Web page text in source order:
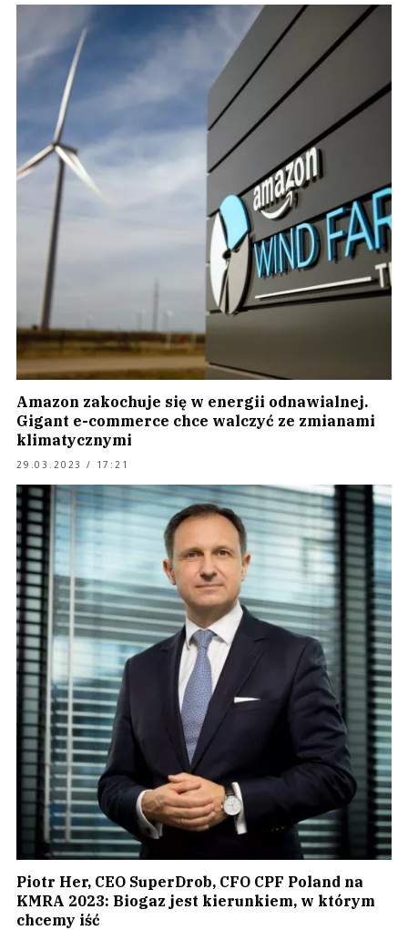
Amazon zakochuje się w energii odnawialnej.
Gigant e-commerce chce walczyć ze zmianami
klimatycznymi
29.03.2023 / 17:21
Piotr Her, CEO SuperDrob, CFO CPF Poland na
KMRA 2023: Biogaz jest kierunkiem, w którym
chcemy iść